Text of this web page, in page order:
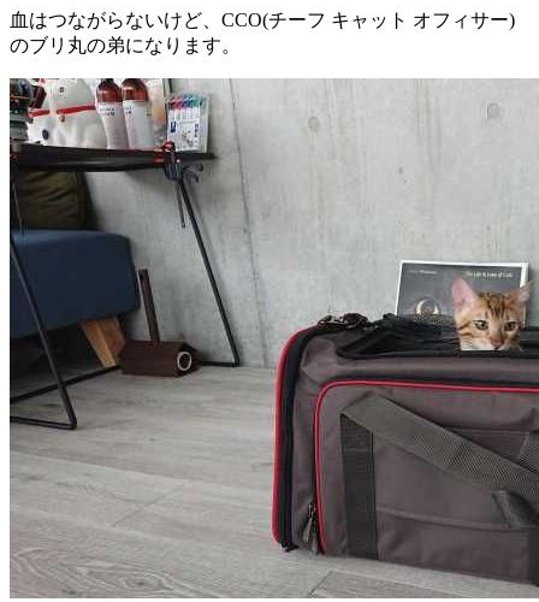
血はつながらないけど、CCO(チーフ キャット オフィサー)
のブリ丸の弟になります。